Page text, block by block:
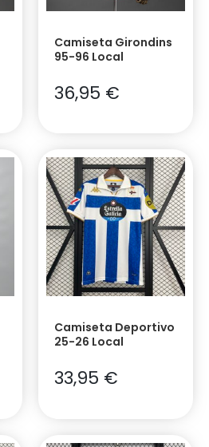
Camiseta Girondins
95-96 Local
36,95 €
Camiseta Deportivo
25-26 Local
33,95 €